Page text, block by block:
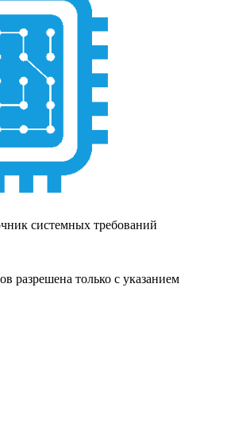
системных требований
разрешена только с указанием